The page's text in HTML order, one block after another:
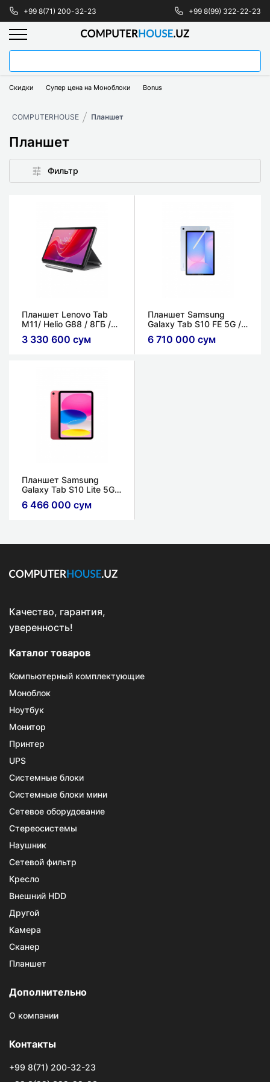
+99 8(71) 200-32-23 +99 8(99) 322-22-23
Скидки Супер цена на Моноблоки Bonus
COMPUTERHOUSE Планшет
Планшет
Фильтр
Планшет Lenovo Tab
M11/ Helio G88 / 8ГБ /
128ГБ / Luna Grey
3 330 600 сум
​Планшет Samsung
Galaxy Tab S10 FE 5G /
Exynos 1380 / 8ГБ /
128ГБ /
6 710 000 сум
Планшет Samsung
Galaxy Tab S10 Lite 5G /
Exynos 1380 / 8ГБ /
256ГБ /
6 466 000 сум
Качество, гарантия,
уверенность!
Каталог товаров
Компьютерный комплектующие
Моноблок
Ноутбук
Монитор
Принтер
UPS
Системные блоки
Системные блоки мини
Сетевое оборудование
Стереосистемы
Наушник
Сетевой фильтр
Кресло
Внешний HDD
Другой
Камера
Сканер
Планшет
Дополнительно
О компании
Контакты
+99 8(71) 200-32-23